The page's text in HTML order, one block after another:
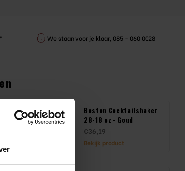
We staan voor je klaar, 085 - 060 0028
Boston Cocktailshaker
28-18 oz - Goud
€36,19
Bekijk product